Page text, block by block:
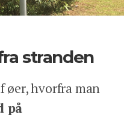
stranden
øer, hvorfra man
på